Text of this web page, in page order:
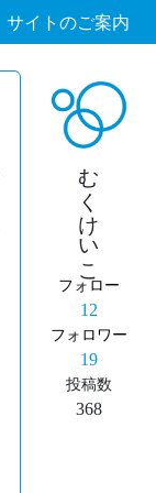
サイトのご案内
むくけいこ
フォロー
12
フォロワー
19
投稿数
368